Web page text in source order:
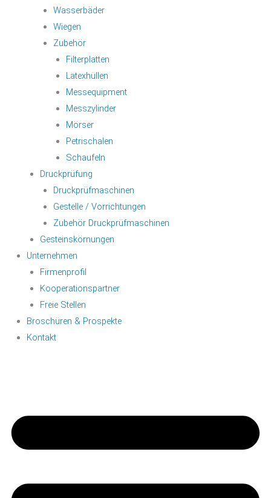
Wasserbäder
Wiegen
Zubehör
Filterplatten
Latexhüllen
Messequipment
Messzylinder
Mörser
Petrischalen
Schaufeln
Druckprüfung
Druckprüfmaschinen
Gestelle / Vorrichtungen
Zubehör Druckprüfmaschinen
Gesteinskörnungen
Unternehmen
Firmenprofil
Kooperationspartner
Freie Stellen
Broschüren & Prospekte
Kontakt